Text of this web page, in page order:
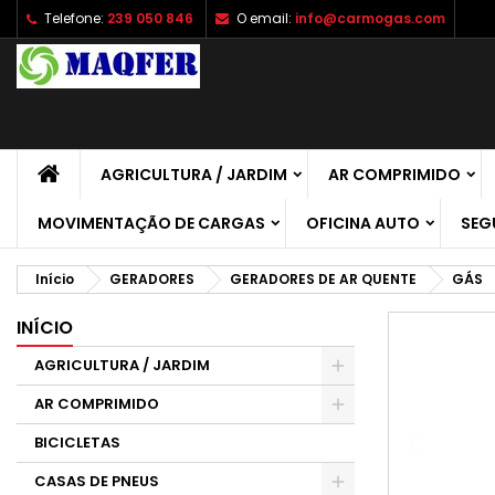
Telefone: 239 050 846 O email: info@carmogas.com
AGRICULTURA / JARDIM AR COMPRIMIDO
MOVIMENTAÇÃO DE CARGAS OFICINA AUTO
Início GERADORES GERADORES DE AR QUENTE GÁS
INÍCIO
AGRICULTURA / JARDIM
AR COMPRIMIDO
BICICLETAS
CASAS DE PNEUS